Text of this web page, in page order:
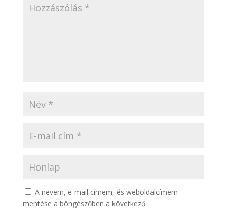
A nevem, e-mail címem, és weboldalcímem
mentése a böngészőben a következő